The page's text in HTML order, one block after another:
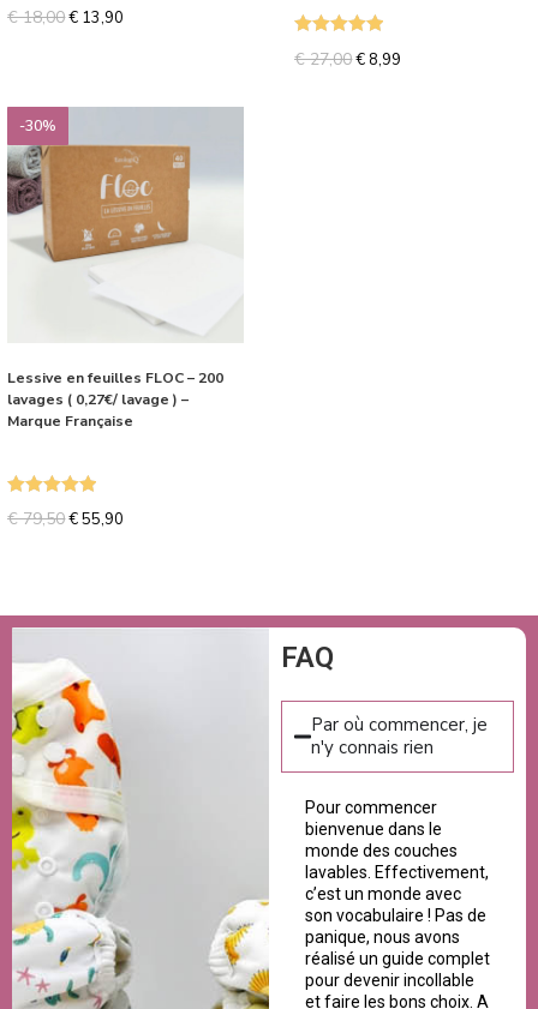
€18,00€ 13,90
€27,00€ 8,99
-30%
Lessive en feuilles FLOC – 200
lavages ( 0,27€/ lavage ) –
Marque Française
€79,50€55,90
FAQ
Par où commencer, je
n'y connais rien
Pour commencer
bienvenue dans le
monde des couches
lavables. Effectivement,
c’est un monde avec
son vocabulaire ! Pas de
panique, nous avons
réalisé un guide complet
pour devenir incollable
et faire les bons choix. A